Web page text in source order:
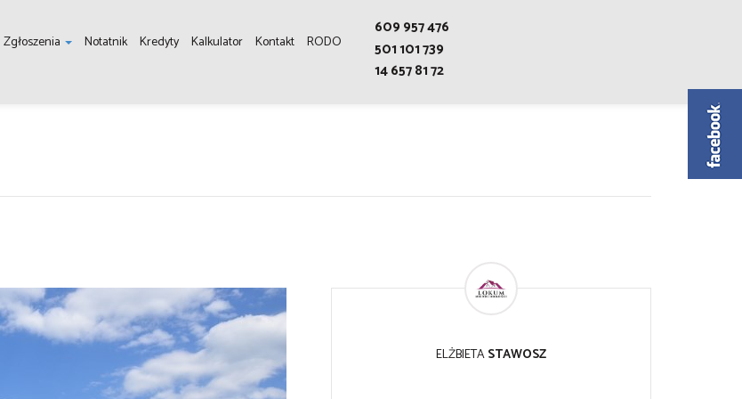
Zgłoszenia Notatnik Kredyty Kalkulator Kontakt RODO
609 957 476
501 101 739
14 657 81 72
ELŻBIETASTAWOSZ